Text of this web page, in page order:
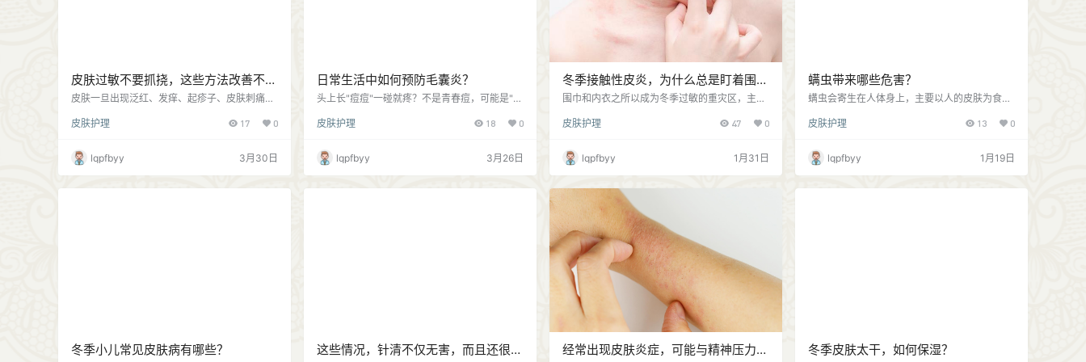
皮肤过敏不要抓挠，这些方法改善不
适！
皮肤一旦出现泛红、发痒、起疹子、皮肤刺痛等
药物等，否则容易加重皮肤炎症反应。以下方法
功效性护肤品，如美白、抗衰、去角质、化妆品
和面膜等，只用温水轻柔洗脸，敏感严重时直接
用清水冲洗即可，避免洗面奶进一步刺激。同时
远离花粉、灰尘密集区域，别去花丛、树下，出
皮肤护理 17 0
lqpfbyy 3月30日
日常生活中如何预防毛囊炎？
头上长"痘痘"一碰就疼？不是青春痘，可能是"毛
无论毛囊炎还是青春痘，挤压都是大忌。挤压可
痕。 2、保持清洁 头皮毛囊炎患者可适当增加洗
头频率，选择温和的洗发产品，避免油脂和汗液
堵塞毛囊。 3、避免刺激 减少搔抓头皮，避免使
用过热的水洗头，毛巾要定期更换消毒。 4、注
皮肤护理 18 0
lqpfbyy 3月26日
冬季接触性皮炎，为什么总是盯着围巾
和内衣？
围巾和内衣之所以成为冬季过敏的重灾区，主要
由于内衣、围巾紧贴皮肤，直接接触皮肤，对于
肤屏障容易受损、身体抵抗力下降，容易诱发皮
肤炎症反应； 2、频发摩擦刺激 冬季穿衣较多，
内衣、围巾和已领之间容易摩擦，反复摩擦会刺
激皮肤，导致皮肤受损引发炎症反应； 3、衣服
材质 很多人选择衣服时候注重修身身材，殊不知
穿过于紧身…
皮肤护理 47 0
lqpfbyy 1月31日
螨虫带来哪些危害？
螨虫会寄生在人体身上，主要以人的皮肤为食
皮肤出现哮喘、鼻炎、过敏性皮肤疾病等。螨虫
因，这些物质会随着被褥、衣物等飞扬空中，人
们通过呼吸道吸入后，会出现不适反应，会导致
严重的疾病，影响正常生活工作。 螨虫不止在你
的脸上活动着，只要踏进你房门就可能已经与螨
皮肤护理 13 0
lqpfbyy 1月19日
冬季小儿常见皮肤病有哪些？
这些情况，针清不仅无害，而且还很有
经常出现皮肤炎症，可能与精神压力大
冬季皮肤太干，如何保湿？